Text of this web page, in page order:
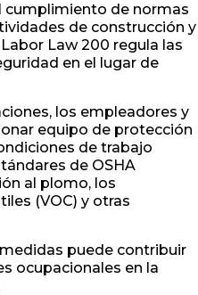
cumplimiento de normas
de construcción y
Law 200 regula las
en el lugar de
los empleadores y
equipo de protección
de trabajo
de OSHA
al plomo, los
(VOC) y otras
puede contribuir
ocupacionales en la